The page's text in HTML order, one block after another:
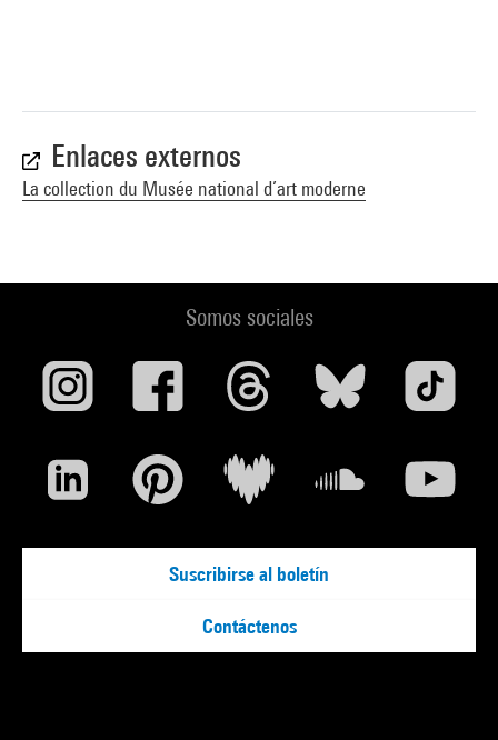
Enlaces externos
La collection du Musée national d’art moderne
Somos sociales
Suscribirse al boletín
Contáctenos